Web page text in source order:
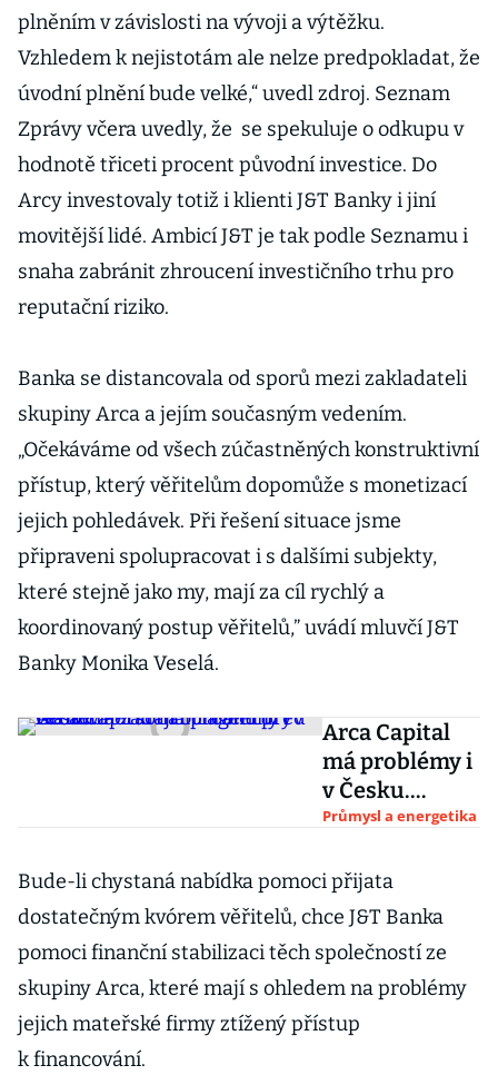
plněním v závislosti na vývoji a výtěžku.
Vzhledem k nejistotám ale nelze predpokladat, že
úvodní plnění bude velké,“ uvedl zdroj. Seznam
Zprávy včera uvedly, že se spekuluje o odkupu v
hodnotě třiceti procent původní investice. Do
Arcy investovaly totiž i klienti J&T Banky i jiní
movitější lidé. Ambicí J&T je tak podle Seznamu i
snaha zabránit zhroucení investičního trhu pro
reputační riziko.
Banka se distancovala od sporů mezi zakladateli
skupiny Arca a jejím současným vedením.
„Očekáváme od všech zúčastněných konstruktivní
přístup, který věřitelům dopomůže s monetizací
jejich pohledávek. Při řešení situace jsme
připraveni spolupracovat i s dalšími subjekty,
které stejně jako my, mají za cíl rychlý a
koordinovaný postup věřitelů,” uvádí mluvčí J&T
Banky Monika Veselá.
Arca Capital
má problémy i
v Česku.
Personální
Manuvia
žádají ochranu
před věřiteli
Průmysl a energetika
Bude-li chystaná nabídka pomoci přijata
dostatečným kvórem věřitelů, chce J&T Banka
pomoci finanční stabilizaci těch společností ze
skupiny Arca, které mají s ohledem na problémy
jejich mateřské firmy ztížený přístup
k financování.